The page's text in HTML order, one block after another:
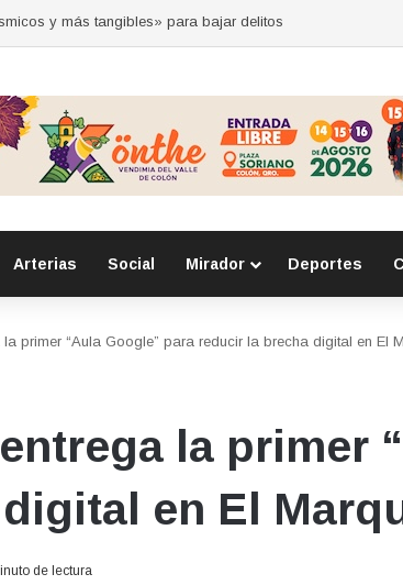
durante sesión estatal realizada en La Llave
Arterias Social Mirador Deportes
primer “Aula Google” para reducir la brecha digital en El
la primer
en El
de lectura